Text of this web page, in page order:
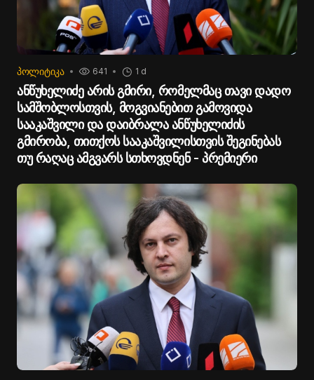
ᲞᲝᲚᲘᲢᲘᲙᲐ 641 1 d
ანწუხელიძე არის გმირი, რომელმაც თავი დადო
სამშობლოსთვის, მოგვიანებით გამოვიდა
სააკაშვილი და დაიბრალა ანწუხელიძის
გმირობა, თითქოს სააკაშვილისთვის შეგინებას
თუ რაღაც ამგვარს სთხოვდნენ - პრემიერი